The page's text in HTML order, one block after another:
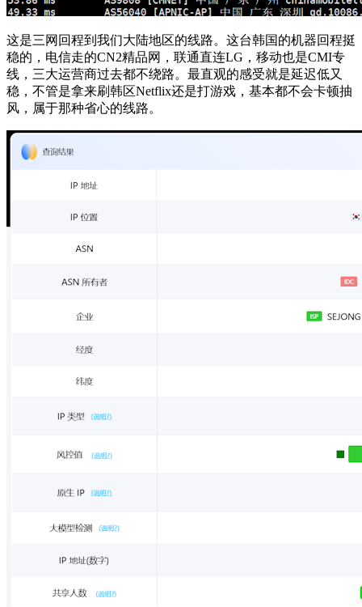
这是三网回程到我们大陆地区的线路。这台韩国的机器回程挺
稳的，电信走的CN2精品网，联通直连LG，移动也是CMI专
线，三大运营商过去都不绕路。最直观的感受就是延迟低又
稳，不管是拿来刷韩区Netflix还是打游戏，基本都不会卡顿抽
风，属于那种省心的线路。